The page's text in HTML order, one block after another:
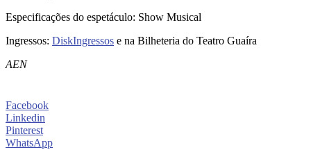
Especificações do espetáculo: Show Musical
Ingressos: DiskIngressos e na Bilheteria do Teatro Guaíra
AEN
Facebook
Linkedin
Pinterest
WhatsApp